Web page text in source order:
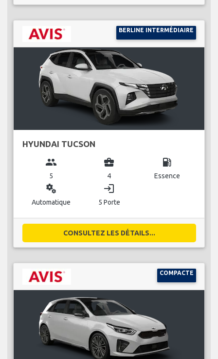
BERLINE INTERMÉDIAIRE
HYUNDAI TUCSON
group
5
business_center
4
local_gas_station
Essence
miscellaneous_services
Automatique
login
5 Porte
CONSULTEZ LES DÉTAILS...
COMPACTE